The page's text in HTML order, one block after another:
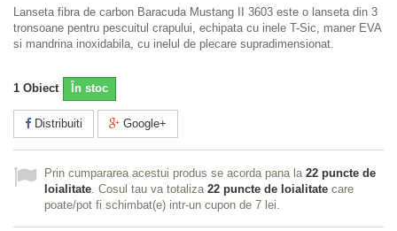
Lanseta fibra de carbon Baracuda Mustang II 3603 este o lanseta din 3
tronsoane pentru pescuitul crapului, echipata cu inele T-Sic, maner EVA
si mandrina inoxidabila, cu inelul de plecare supradimensionat.
1 Obiect În stoc
Distribuiti Google+
Prin cumpararea acestui produs se acorda pana la 22 puncte de
loialitate . Cosul tau va totaliza 22 puncte de loialitate care
poate/pot fi schimbat(e) intr-un cupon de 7 lei